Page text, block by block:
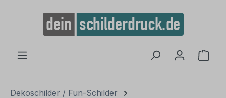
springen
Dekoschilder / Fun-Schilder